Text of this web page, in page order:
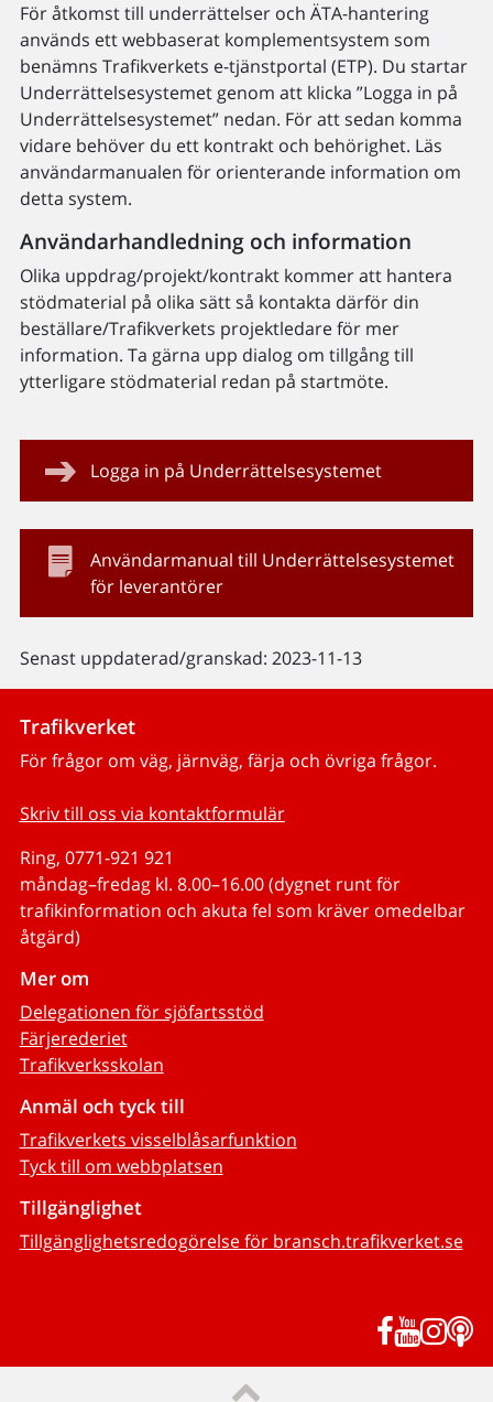
För åtkomst till underrättelser och ÄTA-hantering
används ett webbaserat komplementsystem som
benämns Trafikverkets e-tjänstportal (ETP). Du startar
Underrättelsesystemet genom att klicka ”Logga in på
Underrättelsesystemet” nedan. För att sedan komma
vidare behöver du ett kontrakt och behörighet. Läs
användarmanualen för orienterande information om
detta system.
Användarhandledning och information
Olika uppdrag/projekt/kontrakt kommer att hantera
stödmaterial på olika sätt så kontakta därför din
beställare/Trafikverkets projektledare för mer
information. Ta gärna upp dialog om tillgång till
ytterligare stödmaterial redan på startmöte.
Logga in på Underrättelsesystemet
Användarmanual till Underrättelsesystemet
för leverantörer
Senast uppdaterad/granskad: 2023-11-13
Trafikverket
För frågor om väg, järnväg, färja och övriga frågor.
Skriv till oss via kontaktformulär
Ring, 0771-921 921
måndag–fredag kl. 8.00–16.00 (dygnet runt för
trafikinformation och akuta fel som kräver omedelbar
åtgärd)
Mer om
Delegationen för sjöfartsstöd
Färjerederiet
Trafikverksskolan
Anmäl och tyck till
Trafikverkets visselblåsarfunktion
Tyck till om webbplatsen
Tillgänglighet
Tillgänglighetsredogörelse för bransch.trafikverket.se
Facebook
YouTube